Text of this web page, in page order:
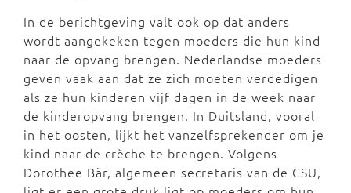
In de berichtgeving valt ook op dat anders
wordt aangekeken tegen moeders die hun kind
naar de opvang brengen. Nederlandse moeders
geven vaak aan dat ze zich moeten verdedigen
als ze hun kinderen vijf dagen in de week naar
de kinderopvang brengen. In Duitsland, vooral
in het oosten, lijkt het vanzelfsprekender om je
kind naar de crèche te brengen. Volgens
Dorothee Bär, algemeen secretaris van de CSU,